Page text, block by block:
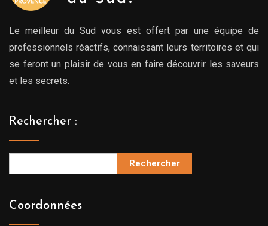
Le meilleur du Sud vous est offert par une équipe de
professionnels réactifs, connaissant leurs territoires et qui
se feront un plaisir de vous en faire découvrir les saveurs
et les secrets.
Rechercher :
Rechercher
Coordonnées